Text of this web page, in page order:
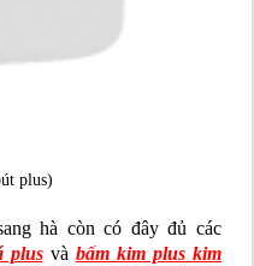
plus)
hà còn có đây đủ các
plusvà bấm kim plus kim